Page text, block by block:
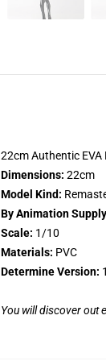
22cm Authentic
Dimensions: 22cm
Model Kind:
By Animation
Scale: 1/10
Materials: PVC
Determine Version:
You will discover out